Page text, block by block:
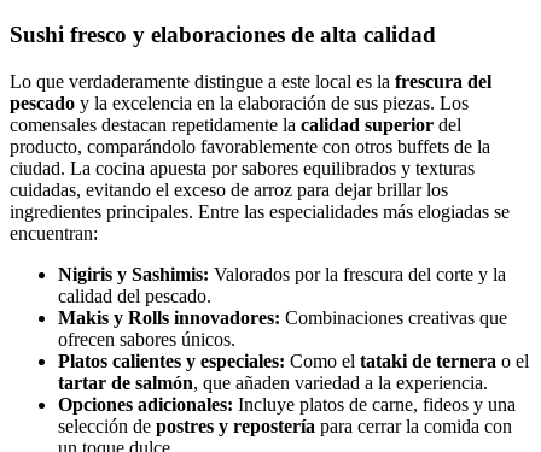
Sushi fresco y elaboraciones de alta calidad
Lo que verdaderamente distingue a este local es la frescura del
pescado y la excelencia en la elaboración de sus piezas. Los
comensales destacan repetidamente la calidad superior del
producto, comparándolo favorablemente con otros buffets de la
ciudad. La cocina apuesta por sabores equilibrados y texturas
cuidadas, evitando el exceso de arroz para dejar brillar los
ingredientes principales. Entre las especialidades más elogiadas se
encuentran:
Nigiris y Sashimis: Valorados por la frescura del corte y la
calidad del pescado.
Makis y Rolls innovadores: Combinaciones creativas que
ofrecen sabores únicos.
Platos calientes y especiales: Como el tataki de ternera o el
tartar de salmón, que añaden variedad a la experiencia.
Opciones adicionales: Incluye platos de carne, fideos y una
selección de postres y repostería para cerrar la comida con
un toque dulce.